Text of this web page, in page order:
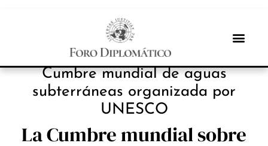
INBOX INTERNACIONAL
Cumbre mundial de aguas
subterráneas organizada por
UNESCO
La Cumbre mundial sobre